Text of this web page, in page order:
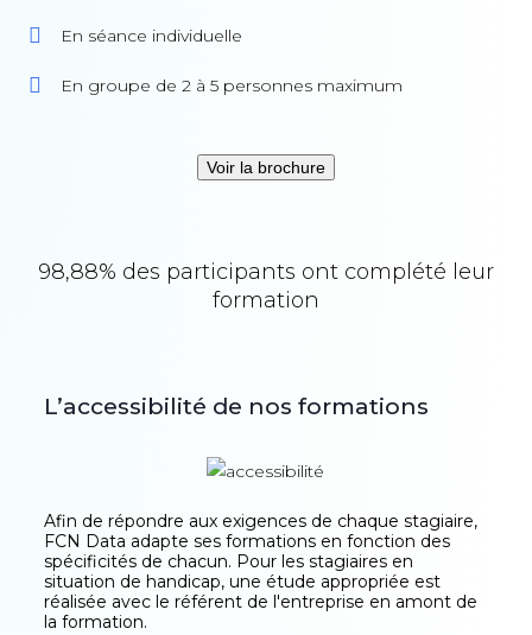
En séance individuelle
En groupe de 2 à 5 personnes maximum
Voir la brochure
98,88% des participants ont complété leur
formation
L’accessibilité de nos formations
Afin de répondre aux exigences de chaque stagiaire,
FCN Data adapte ses formations en fonction des
spécificités de chacun. Pour les stagiaires en
situation de handicap, une étude appropriée est
réalisée avec le référent de l'entreprise en amont de
la formation.